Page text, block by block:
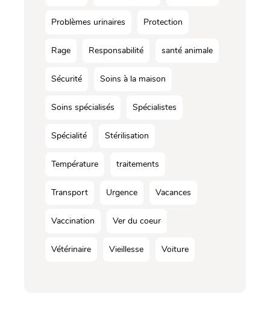
Problèmes urinaires Protection
Rage Responsabilité santé animale
Sécurité Soins à la maison
Soins spécialisés Spécialistes
Spécialité Stérilisation
Température traitements
Transport Urgence Vacances
Vaccination Ver du coeur
Vétérinaire Vieillesse Voiture